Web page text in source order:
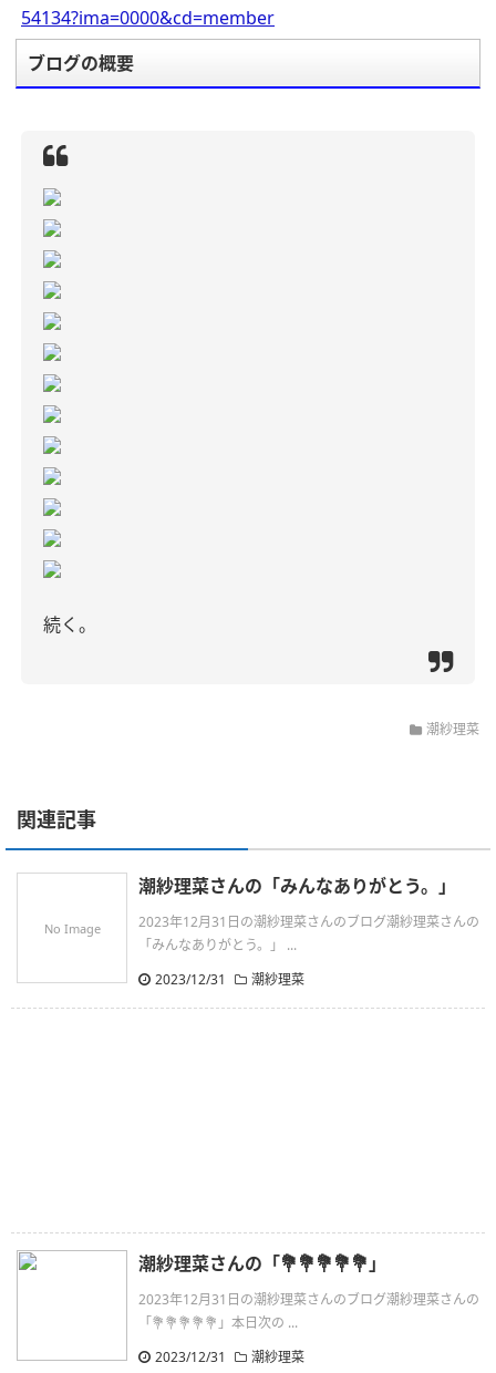
54134?ima=0000&cd=member
ブログの概要
続く。
潮紗理菜
関連記事
No Image
潮紗理菜さんの「みんなありがとう。」
2023年12月31日の潮紗理菜さんのブログ潮紗理菜さんの
「みんなありがとう。」 ...
2023/12/31
潮紗理菜
潮紗理菜さんの「💐💐💐💐💐」
2023年12月31日の潮紗理菜さんのブログ潮紗理菜さんの
「💐💐💐💐💐」本日次の ...
2023/12/31
潮紗理菜